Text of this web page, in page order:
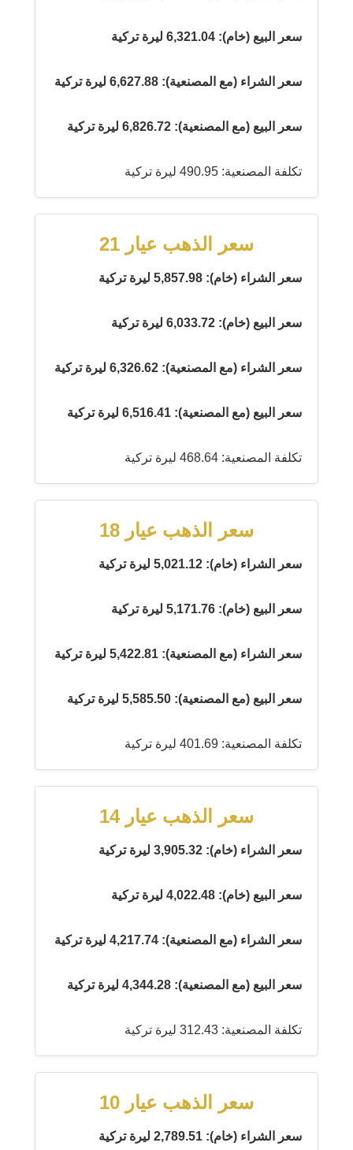
سعر البيع (خام): 6,321.04 ليرة تركية
سعر الشراء (مع المصنعية): 6,627.88 ليرة تركية
سعر البيع (مع المصنعية): 6,826.72 ليرة تركية
تكلفة المصنعية: 490.95 ليرة تركية
سعر الذهب عيار 21
سعر الشراء (خام): 5,857.98 ليرة تركية
سعر البيع (خام): 6,033.72 ليرة تركية
سعر الشراء (مع المصنعية): 6,326.62 ليرة تركية
سعر البيع (مع المصنعية): 6,516.41 ليرة تركية
تكلفة المصنعية: 468.64 ليرة تركية
سعر الذهب عيار 18
سعر الشراء (خام): 5,021.12 ليرة تركية
سعر البيع (خام): 5,171.76 ليرة تركية
سعر الشراء (مع المصنعية): 5,422.81 ليرة تركية
سعر البيع (مع المصنعية): 5,585.50 ليرة تركية
تكلفة المصنعية: 401.69 ليرة تركية
سعر الذهب عيار 14
سعر الشراء (خام): 3,905.32 ليرة تركية
سعر البيع (خام): 4,022.48 ليرة تركية
سعر الشراء (مع المصنعية): 4,217.74 ليرة تركية
سعر البيع (مع المصنعية): 4,344.28 ليرة تركية
تكلفة المصنعية: 312.43 ليرة تركية
سعر الذهب عيار 10
سعر الشراء (خام): 2,789.51 ليرة تركية